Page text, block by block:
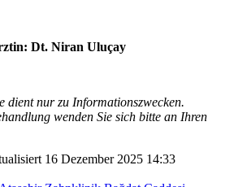
Dt. Niran Uluçay
dient nur zu Informationszwecken.
wenden Sie sich bitte an Ihren
16 Dezember 2025 14:33